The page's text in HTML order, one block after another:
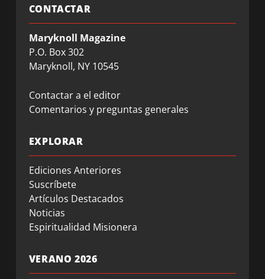
CONTACTAR
Maryknoll Magazine
P.O. Box 302
Maryknoll, NY 10545
Contactar a el editor
Comentarios y preguntas generales
EXPLORAR
Ediciones Anteriores
Suscríbete
Artículos Destacados
Noticias
Espiritualidad Misionera
VERANO 2026